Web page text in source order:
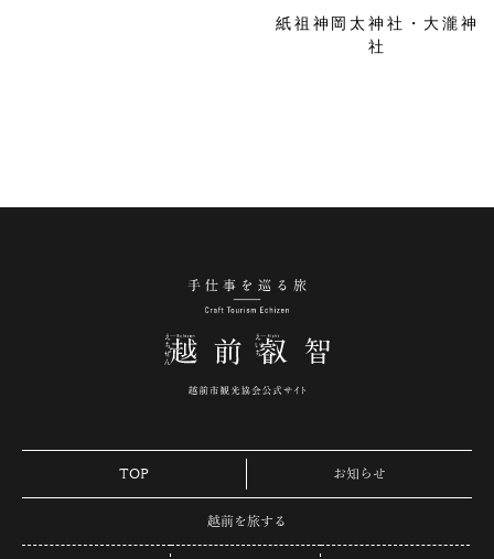
紙祖神岡太神社・大瀧神
社
TOP お知らせ
越前を旅する